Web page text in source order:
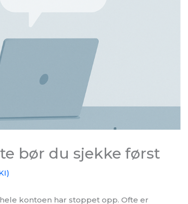
bør du sjekke først
kontoen har stoppet opp. Ofte er